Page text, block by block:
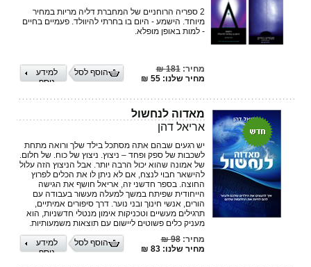
2 ספריה הרוחניים של המחברת דליה מריות במחיר
מיוחד. הישמע - היום בו בחרתי להיוולד. פעמיים בחיים
- למות באופן מופלא.
מחיר:181 ₪
מחיר שלנו: 55 ₪
למידע
נוסף
הוסף לסל
מאדוה לנחשול
אריאל דהן
יש רגעים שבהם אתה מסתכל בילד שלך ורואה מתחת
לשכבות של ספק ופחד – ניצוץ. ניצוץ של כוח. של חלום.
של אמונה שהוא יכול הרבה יותר. אבל הניצוץ הזה עלול
להישאר חבוי לנצח, אם לא ניתן לו את הכלים לפרוץ
החוצה. בספר חדשני זה, אריאל חושף את הגישה
הייחודית שפיתח במשך למעלה מעשור בעבודה עם
הורים, אנשי חינוך ובני נוער. דרך סיפורים אמיתיים,
תרגילים מעשיים וטכניקות אימון מנטלי חדשניות, הוא
מעניק כלים פשוטים ליישום עם תוצאות משמעותיות.
מחיר:98 ₪
מחיר שלנו: 83 ₪
למידע
נוסף
הוסף לסל